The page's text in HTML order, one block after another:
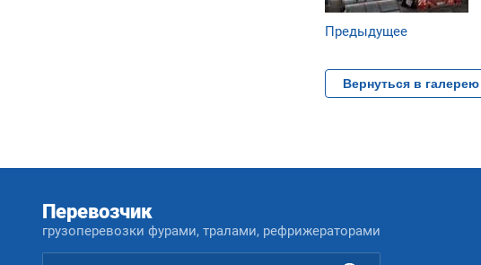
Предыдущее
Вернуться в галерею
Перевозчик
грузоперевозки фурами, тралами, рефрижераторами